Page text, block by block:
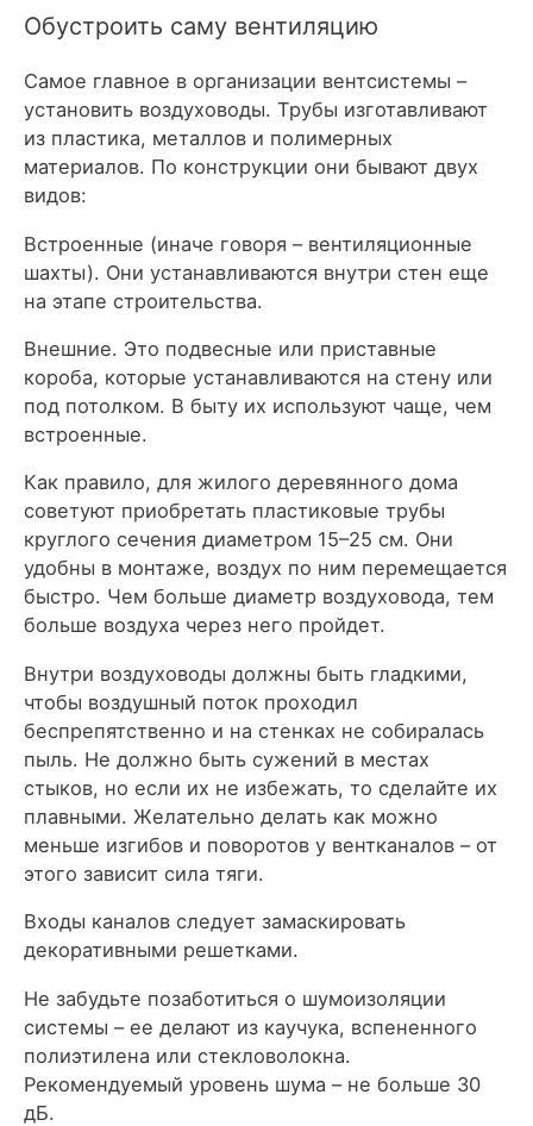
Обустроить саму вентиляцию
Самое главное в организации вентсистемы –
установить воздуховоды. Трубы изготавливают
из пластика, металлов и полимерных
материалов. По конструкции они бывают двух
видов:
Встроенные (иначе говоря – вентиляционные
шахты). Они устанавливаются внутри стен еще
на этапе строительства.
Внешние. Это подвесные или приставные
короба, которые устанавливаются на стену или
под потолком. В быту их используют чаще, чем
встроенные.
Как правило, для жилого деревянного дома
советуют приобретать пластиковые трубы
круглого сечения диаметром 15–25 см. Они
удобны в монтаже, воздух по ним перемещается
быстро. Чем больше диаметр воздуховода, тем
больше воздуха через него пройдет.
Внутри воздуховоды должны быть гладкими,
чтобы воздушный поток проходил
беспрепятственно и на стенках не собиралась
пыль. Не должно быть сужений в местах
стыков, но если их не избежать, то сделайте их
плавными. Желательно делать как можно
меньше изгибов и поворотов у вентканалов – от
этого зависит сила тяги.
Входы каналов следует замаскировать
декоративными решетками.
Не забудьте позаботиться о шумоизоляции
системы – ее делают из каучука, вспененного
полиэтилена или стекловолокна.
Рекомендуемый уровень шума – не больше 30
дБ.